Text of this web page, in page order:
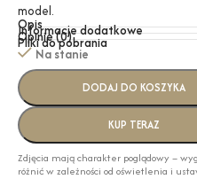
model.
Opis
Informacje dodatkowe
Opinie (0)
Pliki do pobrania
Na stanie
DODAJ DO KOSZYKA
KUP TERAZ
Zdjęcia mają charakter poglądowy –
różnić w zależności od oświetlenia i